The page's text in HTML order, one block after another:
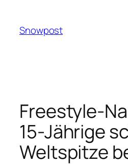
content
Snowpost
Freestyle-
15-Jährige
Weltspitze